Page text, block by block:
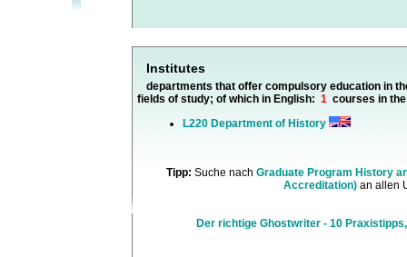
Institutes
departments that offer compulsory education in
fields of study; of which in English: 1 courses in
L220 Department of History
Tipp: Suche nach Graduate Program History
Accreditation)an allen
Der richtige Ghostwriter - 10